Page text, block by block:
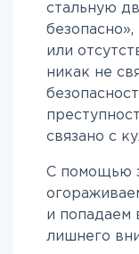
стальную
или
никак не
связано с
С помощью
и попадаем
лишнего